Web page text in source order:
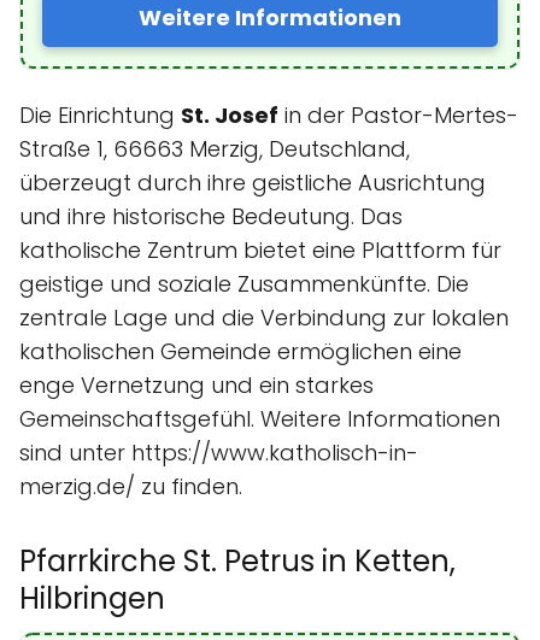
Weitere Informationen
Die Einrichtung St. Josef in der Pastor-Mertes-
Straße 1, 66663 Merzig, Deutschland,
überzeugt durch ihre geistliche Ausrichtung
und ihre historische Bedeutung. Das
katholische Zentrum bietet eine Plattform für
geistige und soziale Zusammenkünfte. Die
zentrale Lage und die Verbindung zur lokalen
katholischen Gemeinde ermöglichen eine
enge Vernetzung und ein starkes
Gemeinschaftsgefühl. Weitere Informationen
sind unter https://www.katholisch-in-
merzig.de/ zu finden.
Pfarrkirche St. Petrus in Ketten,
Hilbringen